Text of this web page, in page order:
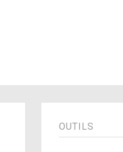
OUTILS